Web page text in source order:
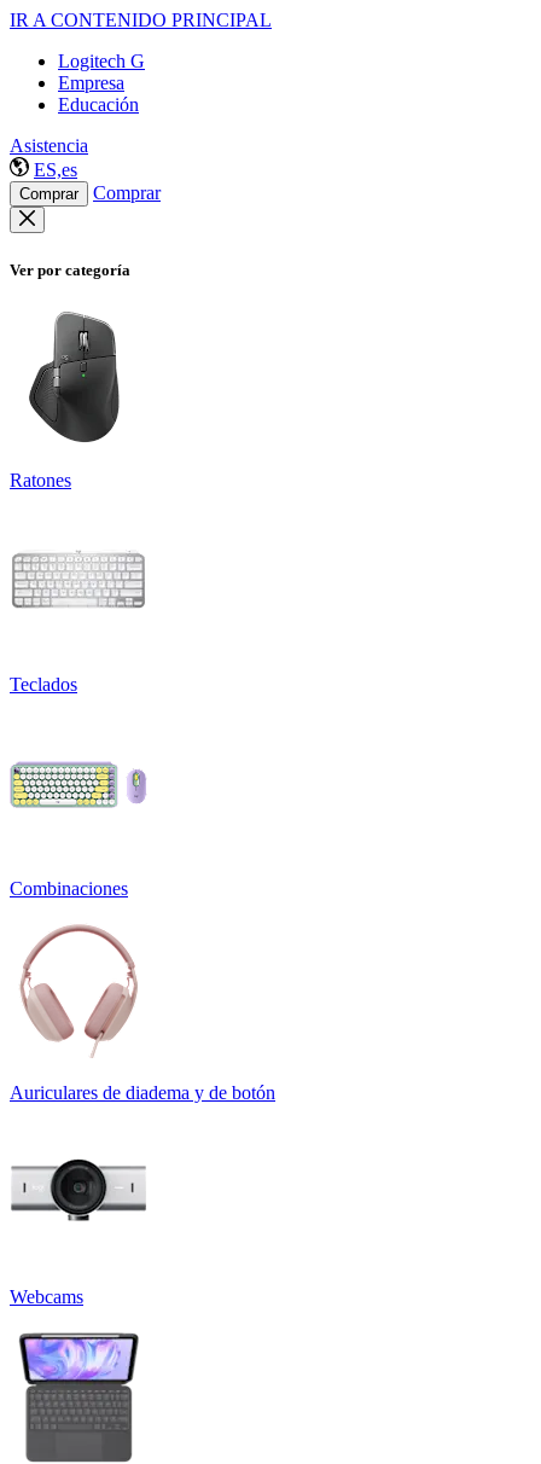
IR A CONTENIDO PRINCIPAL
Logitech G
Empresa
Educación
Asistencia
ES,es
Comprar Comprar
Ver por categoría
Ratones
Teclados
Combinaciones
Auriculares de diadema y de botón
Webcams